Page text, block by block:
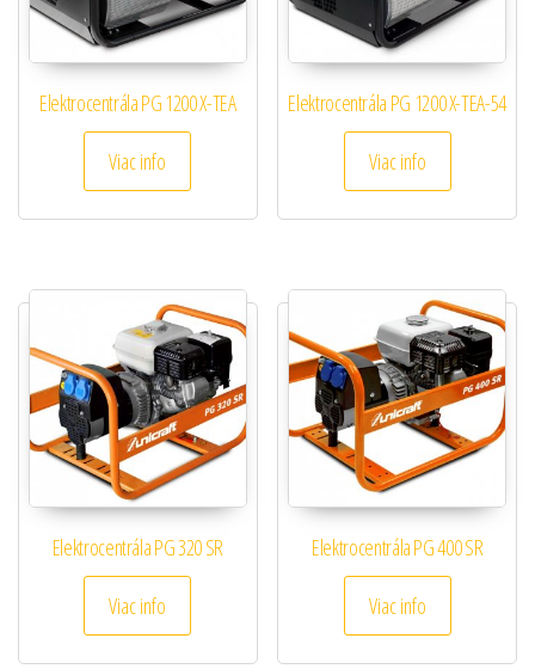
Elektrocentrála PG 1200 X-TEA
Viac info
Elektrocentrála PG 1200 X-TEA-54
Viac info
Elektrocentrála PG 320 SR
Viac info
Elektrocentrála PG 400 SR
Viac info